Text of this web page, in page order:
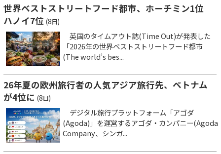
世界ベストストリートフード都市、ホーチミン1位
ハノイ7位 (8日)
英国のタイムアウト誌(Time Out)が発表した
「2026年の世界ベストストリートフード都市
(The world’s bes...
26年夏の欧州旅行者の人気アジア旅行先、ベトナム
が4位に (8日)
デジタル旅行プラットフォーム「アゴダ
(Agoda)」を運営するアゴダ・カンパニー(Agoda
Company、シンガ...